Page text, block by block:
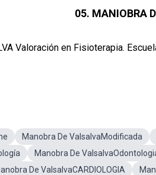
05. MANIOBRA
Valoración en Fisioterapia.
Manobra De ValsalvaModificada
Manobra De
De ValsalvaCARDIOLOGIA